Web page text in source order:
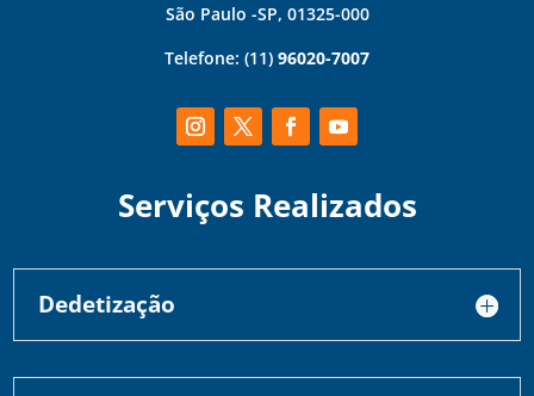
São Paulo -SP, 01325-000
Telefone: (11) 96020-7007
Serviços Realizados
Dedetização